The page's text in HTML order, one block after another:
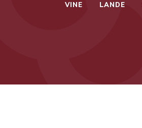
VINE LANDE